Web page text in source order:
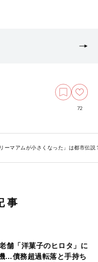
72
ーマアムが小さくなった」は都市伝
事
舗「洋菓子のヒロタ」に
…債務超過転落と手持ち